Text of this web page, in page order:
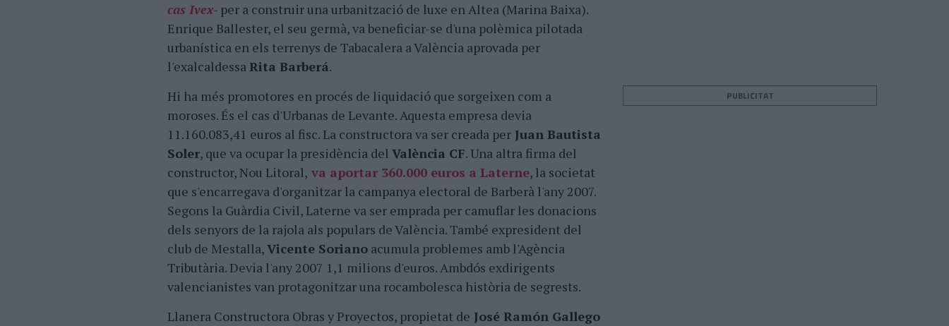
cas Ivex- per a construir una urbanització de luxe en Altea (Marina Baixa).
Enrique Ballester, el seu germà, va beneficiar-se d'una polèmica pilotada
urbanística en els terrenys de Tabacalera a València aprovada per
l'exalcaldessaRita Barberá.
Hi ha més promotores en procés de liquidació que sorgeixen com a
moroses. És el cas d'Urbanas de Levante. Aquesta empresa devia
11.160.083,41 euros al fisc. La constructora va ser creada per Juan Bautista
Soler, que va ocupar la presidència del València CF. Una altra firma del
constructor, Nou Litoral, va aportar 360.000 euros a Laterne, la societat
que s'encarregava d'organitzar la campanya electoral de Barberà l'any 2007.
Segons la Guàrdia Civil, Laterne va ser emprada per camuflar les donacions
dels senyors de la rajola als populars de València. També expresident del
club de Mestalla,Vicente Soriano acumula problemes amb l'Agència
Tributària. Devia l'any 2007 1,1 milions d'euros. Ambdós exdirigents
valencianistes van protagonitzar una rocambolesca història de segrests.
Llanera Constructora Obras y Proyectos, propietat de José Ramón Gallego
PUBLICITAT